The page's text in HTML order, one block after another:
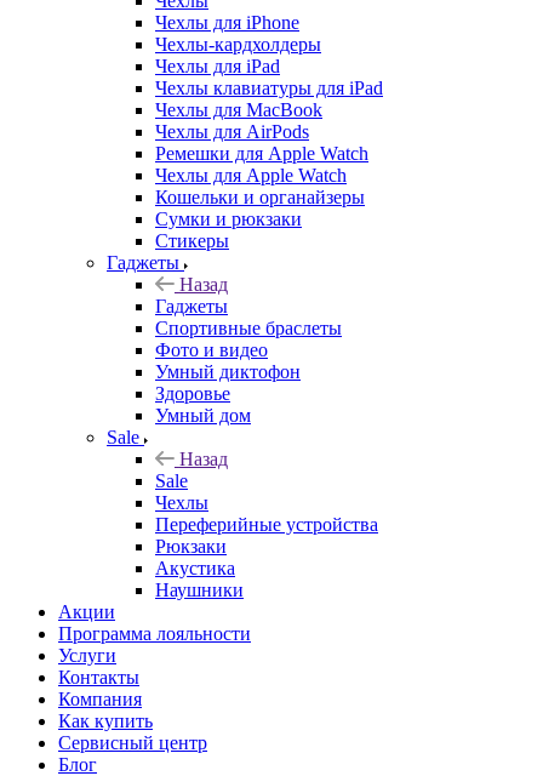
Чехлы для iPhone
Чехлы-кардхолдеры
Чехлы для iPad
Чехлы клавиатуры для iPad
Чехлы для MacBook
Чехлы для AirPods
Ремешки для Apple Watch
Чехлы для Apple Watch
Кошельки и органайзеры
Сумки и рюкзаки
Стикеры
Гаджеты
Назад
Гаджеты
Спортивные браслеты
Фото и видео
Умный диктофон
Здоровье
Умный дом
Sale
Назад
Sale
Чехлы
Переферийные устройства
Рюкзаки
Акустика
Наушники
Акции
Программа лояльности
Услуги
Контакты
Компания
Как купить
Сервисный центр
Блог